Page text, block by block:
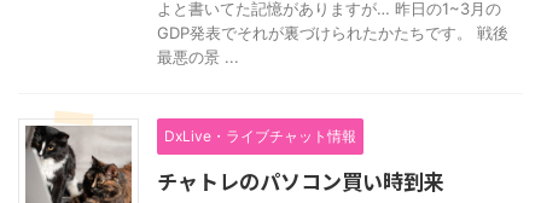
よと書いてた記憶がありますが… 昨日の1~3月の
GDP発表でそれが裏づけられたかたちです。 戦後
最悪の景 ...
DxLive・ライブチャット情報
チャトレのパソコン買い時到来